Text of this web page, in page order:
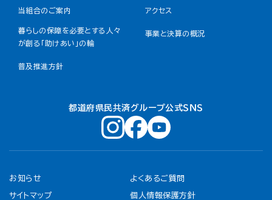
当組合のご案内 アクセス
暮らしの保障を必要とする人々
が創る「助けあい」の輪
事業と決算の概況
普及推進方針
都道府県民共済グループ公式ＳＮＳ
お知らせ よくあるご質問
サイトマップ 個人情報保護方針